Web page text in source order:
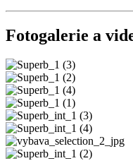
Fotogalerie a